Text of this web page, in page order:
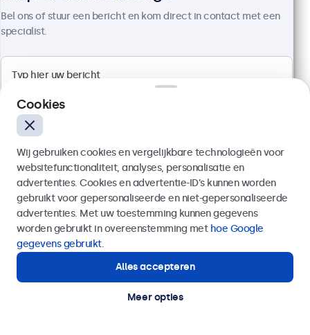
27 Inch Monitor Metaal
Artikelnummer:27HD7M
100+ stuks beschikbaar
1920 x 1080 resolutie (Full HD)
Bel ons of stuur een bericht en kom direct in contact met een
specialist.
Verzenden
Of bel ons op
Hulp of advies nodig?
Direct contact met een specialist.
Cookies
Wij gebruiken cookies en vergelijkbare technologieën voor
websitefunctionaliteit, analyses, personalisatie en
advertenties. Cookies en advertentie-ID’s kunnen worden
gebruikt voor gepersonaliseerde en niet-gepersonaliseerde
advertenties. Met uw toestemming kunnen gegevens
worden gebruikt in overeenstemming met hoe Google
gegevens gebruikt.
Alles accepteren
Meer opties